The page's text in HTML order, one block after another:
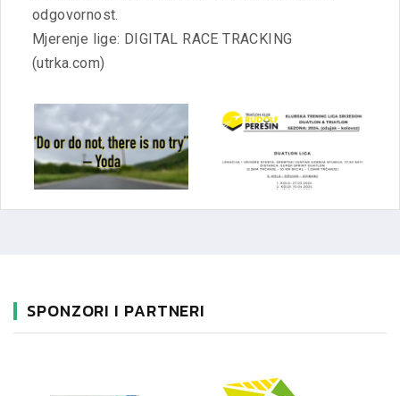
odgovornost.
Mjerenje lige: DIGITAL RACE TRACKING
(utrka.com)
SPONZORI I PARTNERI